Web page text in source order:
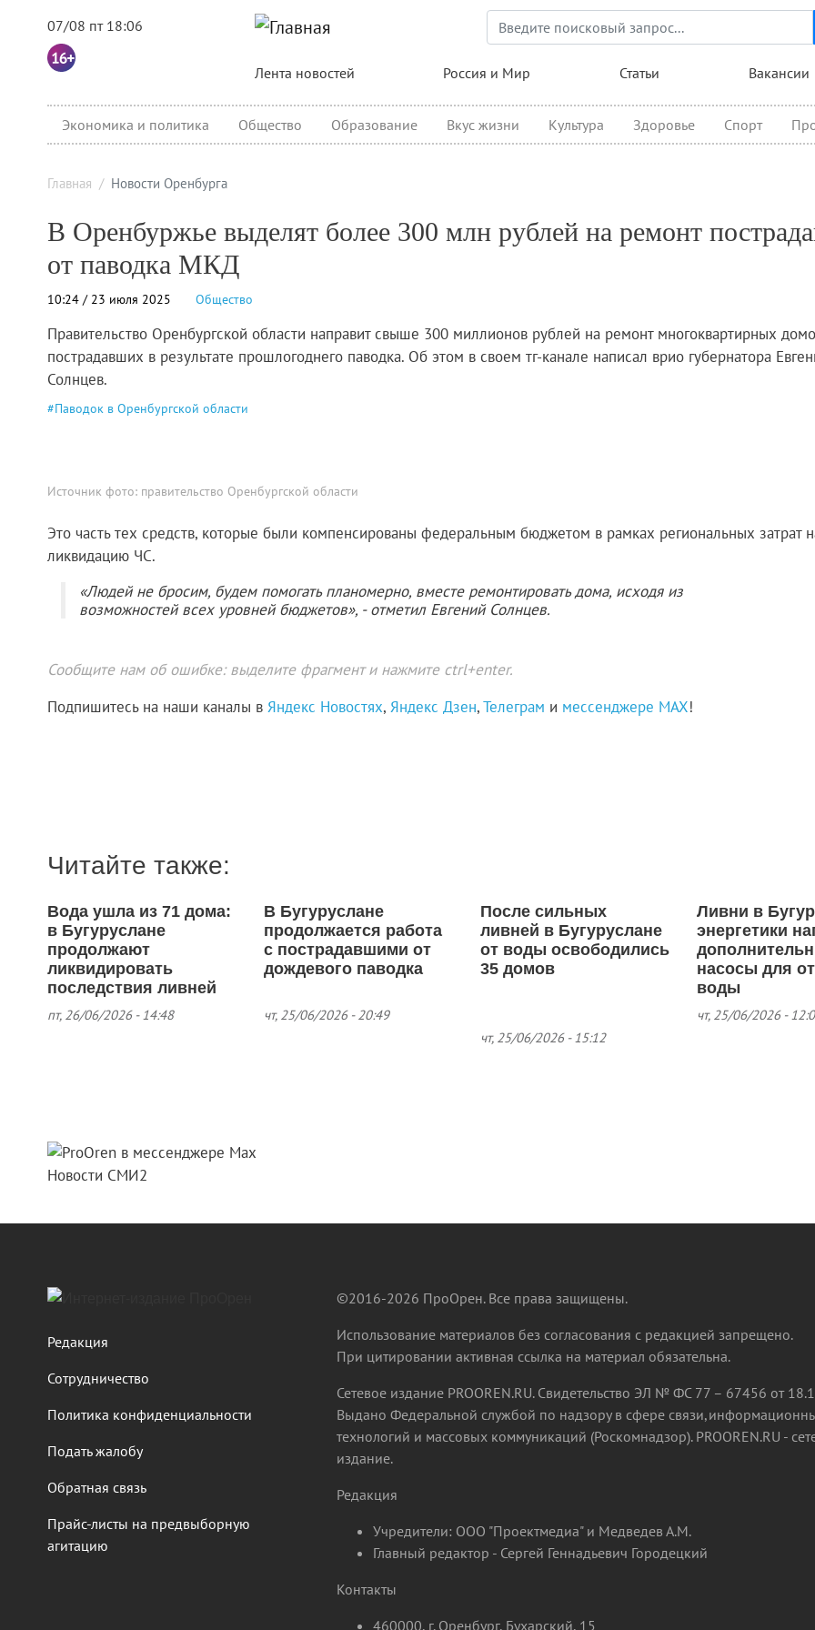
Перейти
к
содержанию
07/08 пт 18:06
Основная навигация
Лента новостей Россия и Мир Статьи Вакансии
category menu
Экономика и политика Общество Образование Вкус жизни Культура Здоровье Спорт
Главная Новости Оренбурга
В Оренбуржье выделят более 300 млн рублей на ремонт
от паводка МКД
10:24 / 23 июля 2025 Общество
Правительство Оренбургской области направит свыше 300 миллионов рублей на ремонт многоквартирных
пострадавших в результате прошлогоднего паводка. Об этом в своем тг-канале написал врио губернатора
Солнцев.
#Паводок в Оренбургской области
Источник фото: правительство Оренбургской области
Это часть тех средств, которые были компенсированы федеральным бюджетом в рамках региональных затрат
ликвидацию ЧС.
«Людей не бросим, будем помогать планомерно, вместе ремонтировать дома, исходя из
возможностей всех уровней бюджетов», - отметил Евгений Солнцев.
Сообщите нам об ошибке: выделите фрагмент и нажмите ctrl+enter.
Подпишитесь на наши каналы в Яндекс Новостях, Яндекс Дзен,Телеграм и мессенджере MAX!
Читайте также:
Вода ушла из 71 дома:
в Бугуруслане
продолжают
ликвидировать
последствия ливней
пт, 26/06/2026 - 14:48
В Бугуруслане
продолжается работа
с пострадавшими от
дождевого паводка
чт, 25/06/2026 - 20:49
После сильных
ливней в Бугуруслане
от воды освободились
35 домов
чт, 25/06/2026 - 15:12
Ливни в
энергетики
насосы для
воды
чт, 25/06/2026 -
Новости СМИ2
Редакция
Сотрудничество
Политика конфиденциальности
Подать жалобу
Обратная связь
Прайс-листы на предвыборную
агитацию
©2016-2026 ПроОрен. Все права защищены.
Использование материалов без согласования с редакцией запрещено.
При цитировании активная ссылка на материал обязательна.
Сетевое издание PROOREN.RU. Свидетельство ЭЛ № ФС 77 – 67456 от
Выдано Федеральной службой по надзору в сфере
технологий и массовых коммуникаций (Роскомнадзор). PROOREN.RU -
издание.
Редакция
Учредители: ООО "Проектмедиа" и Медведев А.М.
Главный редактор - Сергей Геннадьевич Городецкий
Контакты
460000, г. Оренбург, Бухарский, 15